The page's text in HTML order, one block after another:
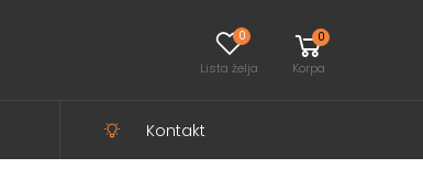
0
Lista želja
0
Korpa
Kontakt